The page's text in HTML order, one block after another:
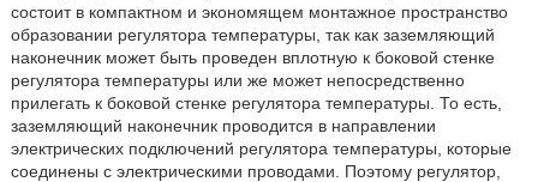
состоит в компактном и экономящем монтажное пространство
образовании регулятора температуры, так как заземляющий
наконечник может быть проведен вплотную к боковой стенке
регулятора температуры или же может непосредственно
прилегать к боковой стенке регулятора температуры. То есть,
заземляющий наконечник проводится в направлении
электрических подключений регулятора температуры, которые
соединены с электрическими проводами. Поэтому регулятор,